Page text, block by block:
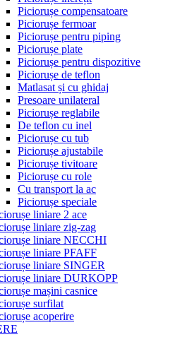
Piciorușe compensatoare
Piciorușe fermoar
Piciorușe pentru piping
Piciorușe plate
Piciorușe pentru dispozitive
Piciorușe de teflon
Matlasat și cu ghidaj
Presoare unilateral
Piciorușe reglabile
De teflon cu inel
Piciorușe cu tub
Piciorușe ajustabile
Piciorușe tivitoare
Piciorușe cu role
Cu transport la ac
Piciorușe speciale
liniare 2 ace
liniare zig-zag
liniare NECCHI
liniare PFAFF
liniare SINGER
liniare DURKOPP
mașini casnice
surfilat
acoperire